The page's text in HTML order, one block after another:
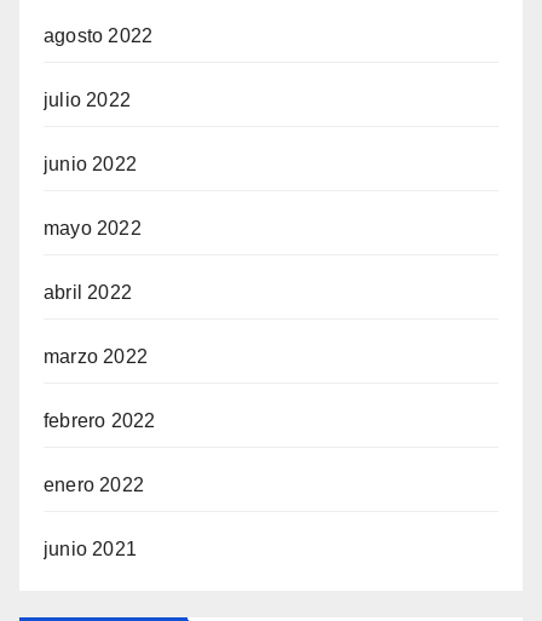
agosto 2022
julio 2022
junio 2022
mayo 2022
abril 2022
marzo 2022
febrero 2022
enero 2022
junio 2021